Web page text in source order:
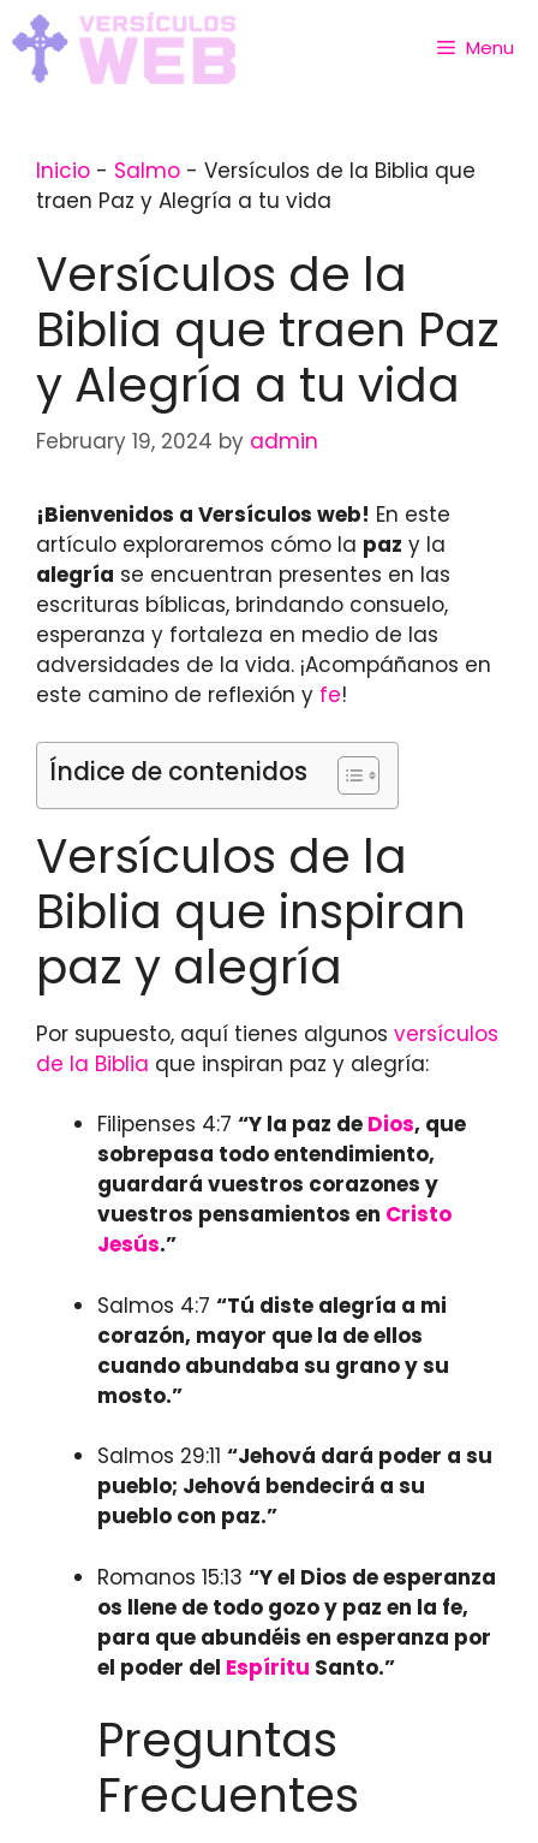
Skip
to
content
Menu
Inicio - Salmo - Versículos de la Biblia que
traen Paz y Alegría a tu vida
Versículos de la
Biblia que traen Paz
y Alegría a tu vida
February 19, 2024 by admin
¡Bienvenidos a Versículos web! En este
artículo exploraremos cómo la paz y la
alegría se encuentran presentes en las
escrituras bíblicas, brindando consuelo,
esperanza y fortaleza en medio de las
adversidades de la vida. ¡Acompáñanos en
este camino de reflexión y fe!
Índice de contenidos
Versículos de la
Biblia que inspiran
paz y alegría
Por supuesto, aquí tienes algunos versículos
de la Biblia que inspiran paz y alegría:
Filipenses 4:7 “Y la paz de Dios, que
sobrepasa todo entendimiento,
guardará vuestros corazones y
vuestros pensamientos en Cristo
Jesús.”
Salmos 4:7 “Tú diste alegría a mi
corazón, mayor que la de ellos
cuando abundaba su grano y su
mosto.”
Salmos 29:11 “Jehová dará poder a su
pueblo; Jehová bendecirá a su
pueblo con paz.”
Romanos 15:13 “Y el Dios de esperanza
os llene de todo gozo y paz en la fe,
para que abundéis en esperanza por
el poder del Espíritu Santo.”
Preguntas
Frecuentes